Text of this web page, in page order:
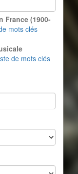
France (1900-
mots clés
de mots clés